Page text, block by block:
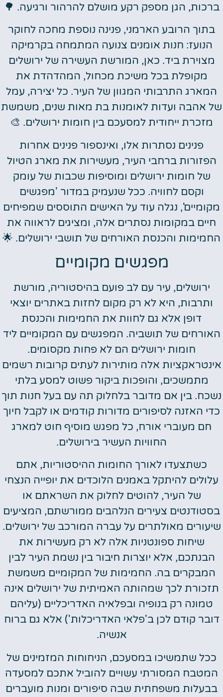
ברכות, הגן מספק רקע מושלם להרהור ורגיעה. 🌳
בתוך הרובע הארמני, פנינה נוספת מחכה לחוקר
הנועז: חנות אומנים צנועה המתמחה בקרמיקה
מצוירת ביד. כאן, המורשת העשירה של ירושלים
מקופלת בכל משיכת מכחול, המהדהדת את
המארג התרבותי המגוון של העיר. כל יצירה, עמל
של אהבה ועדות לאומנות בת מאות שנים, משמשת
מזכרת ייחודית למסעכם בין חומות ירושלים. 🎨
פנינים נסתרות אלו, ואינספור פנינים אחרות
הפזורות ברחבי העיר, מעשירות את מארג הטיול
של חומות ירושלים ומוסיפות שכבות של עומק
וקסם לחוויה. ככל שנעמיק במדור 'מפגשים
מקומיים', נגלה עוד על האישים התוססים שמפיחים
חיים במקומות נסתרים אלה, ומציגים לראווה את
החמימות והכנסת האורחים של תושבי ירושלים. 🌟
מפגשים מקומיים
ירושלים, עיר עם לב פועם בהיסטוריה, מורשת
ותרבות, היא לא רק מקום לחזות באתרים יוצאי
דופן אלא גם לחוות את החמימות והכנסת
האורחים של תושביה. המפגשים עם המקומיים ליד
חומות ירושלים הם לא פחות מקסומים.
אינטראקציות אלה מותירות לעתים קרובות רשמים
מתמשכים, והופכות ביקור פשוט למסע בלתי
נשכח. בין אם מדובר בלחלוק תה עם בעל חנות תוך
כדי האזנה לסיפורים מדורות קודמים או לקבל חיוך
חם מעוברי אורח, כל מפגש מוסיף חוט למארג
החוויות העשיר בירושלים.
כשתצעדו לאורך החומות ההיסטוריות, אתם
עלולים להיתקל באמנים הלוכדים את יופייה הנצחי
של העיר, להוטים לחלוק את השראתם או
בסטודנטים צעירים הנלהבים ממורשתם, המציעים
שיעורים מאולתרים על עברה המורכב של ירושלים.
שיחות ספונטניות אלה לא רק מעשירות את
הבנתכם, אלא יוצרות חיבור בין נשמת העיר לבין
המבקרים בה. החמימות של המקומיים משמשת
תזכורת לכך שמהותה האמיתית של ירושלים אינה
טמונה רק בנופיה ובפלאיה האדריכליים (עליהם
דובר קודם לכן ב'פלאי האדריכלות') אלא גם ברוח
אנשיה.
ככל שתמשיכו במסעכם, הניחוחות המזמינים של
המטבח המסורתי עשויים להוביל אתכם למסעדה
בבעלות משפחתית שבה סיפורים ומנות מועברים